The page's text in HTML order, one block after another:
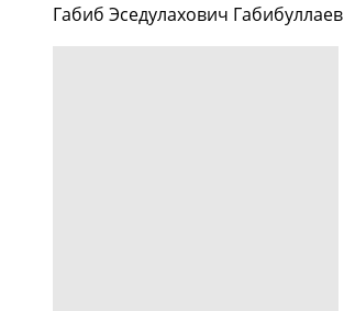
Габиб Эседулахович Габибуллаев